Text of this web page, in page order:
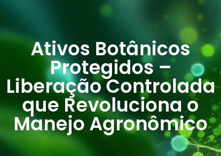
Ativos Botânicos
Protegidos –
Liberação Controlada
que Revoluciona o
Manejo Agronômico